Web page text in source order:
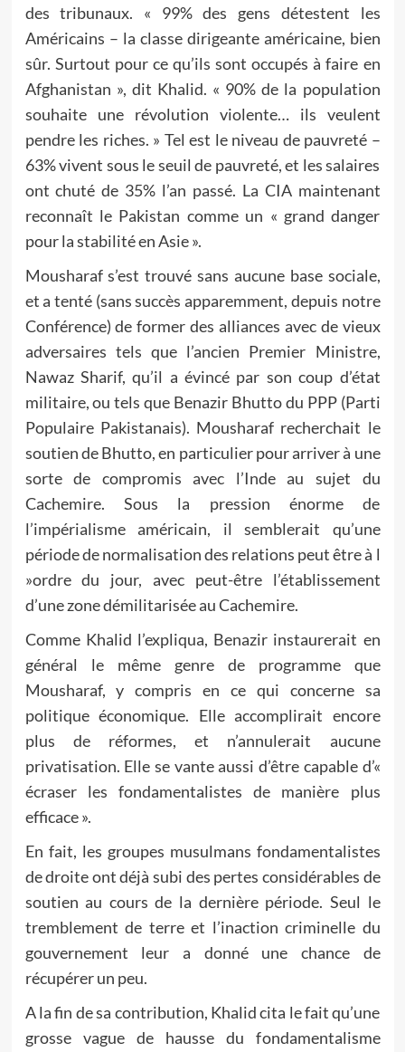
des tribunaux. « 99% des gens détestent les
Américains – la classe dirigeante américaine, bien
sûr. Surtout pour ce qu’ils sont occupés à faire en
Afghanistan », dit Khalid. « 90% de la population
souhaite une révolution violente… ils veulent
pendre les riches. » Tel est le niveau de pauvreté –
63% vivent sous le seuil de pauvreté, et les salaires
ont chuté de 35% l’an passé. La CIA maintenant
reconnaît le Pakistan comme un « grand danger
pour la stabilité en Asie ».
Mousharaf s’est trouvé sans aucune base sociale,
et a tenté (sans succès apparemment, depuis notre
Conférence) de former des alliances avec de vieux
adversaires tels que l’ancien Premier Ministre,
Nawaz Sharif, qu’il a évincé par son coup d’état
militaire, ou tels que Benazir Bhutto du PPP (Parti
Populaire Pakistanais). Mousharaf recherchait le
soutien de Bhutto, en particulier pour arriver à une
sorte de compromis avec l’Inde au sujet du
Cachemire. Sous la pression énorme de
l’impérialisme américain, il semblerait qu’une
période de normalisation des relations peut être à l
»ordre du jour, avec peut-être l’établissement
d’une zone démilitarisée au Cachemire.
Comme Khalid l’expliqua, Benazir instaurerait en
général le même genre de programme que
Mousharaf, y compris en ce qui concerne sa
politique économique. Elle accomplirait encore
plus de réformes, et n’annulerait aucune
privatisation. Elle se vante aussi d’être capable d’«
écraser les fondamentalistes de manière plus
efficace ».
En fait, les groupes musulmans fondamentalistes
de droite ont déjà subi des pertes considérables de
soutien au cours de la dernière période. Seul le
tremblement de terre et l’inaction criminelle du
gouvernement leur a donné une chance de
récupérer un peu.
A la fin de sa contribution, Khalid cita le fait qu’une
grosse vague de hausse du fondamentalisme